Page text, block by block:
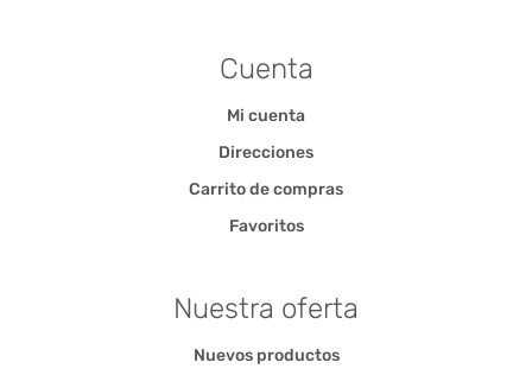
Cuenta
Mi cuenta
Direcciones
Carrito de compras
Favoritos
Nuestra oferta
Nuevos productos